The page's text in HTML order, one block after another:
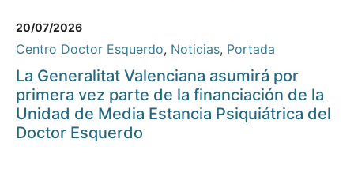
20/07/2026
Centro Doctor Esquerdo, Noticias, Portada
La Generalitat Valenciana asumirá por
primera vez parte de la financiación de la
Unidad de Media Estancia Psiquiátrica del
Doctor Esquerdo